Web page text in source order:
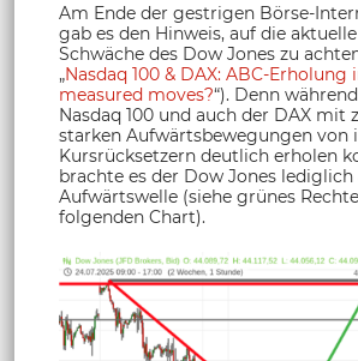
Am Ende der gestrigen Börse-
gab es den Hinweis, auf die
Schwäche des Dow Jones zu
„Nasdaq 100 & DAX: ABC-Erholung
measured moves?“). Denn
Nasdaq 100 und auch der DAX mit
starken Aufwärtsbewegungen von
Kursrücksetzern deutlich erholen
brachte es der Dow Jones lediglich
Aufwärtswelle (siehe grünes
folgenden Chart).